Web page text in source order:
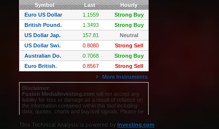
This Technical Analysis is powered by Investing.com